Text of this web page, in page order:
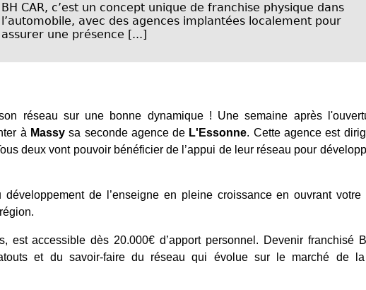
BH CAR, c’est un concept unique de franchise physique dans
l’automobile, avec des agences implantées localement pour
assurer une présence [...]
réseau sur une bonne dynamique ! Une semaine après
à Massysa seconde agence de L'Essonne. Cette agence est
deux vont pouvoir bénéficier de l’appui de leur réseau pour
de l’enseigne en pleine croissance en ouvrant votre
est accessible dès 20.000€ d’apport personnel. Devenir franchisé
et du savoir-faire du réseau qui évolue sur le marché de